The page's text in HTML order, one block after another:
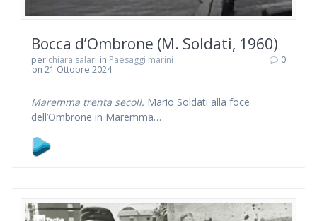
Bocca d’Ombrone (M. Soldati, 1960)
per chiara salari in Paesaggi marini
on 21 Ottobre 2024
0
Maremma trenta secoli. Mario Soldati alla foce
dell’Ombrone in Maremma…